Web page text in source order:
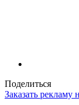
Поделиться
Заказать рекламу